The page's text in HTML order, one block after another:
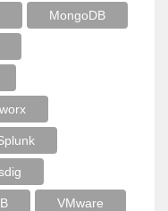
MongoDB
VMware